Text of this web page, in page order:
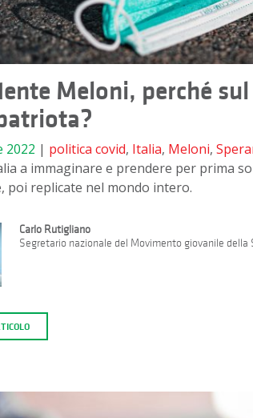
Meloni, perché
2022 | politica covid, Italia, Meloni,
a immaginare e prendere per prima
poi replicate nel mondo intero.
Carlo Rutigliano
Segretario nazionale del Movimento giovanile